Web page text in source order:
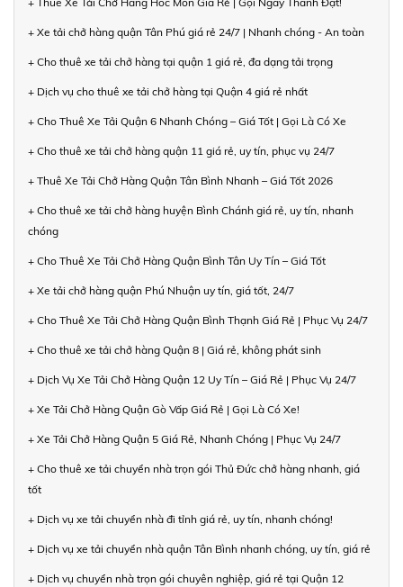
+ Xe tải chở hàng quận Tân Phú giá rẻ 24/7 | Nhanh chóng - An toàn
+ Cho thuê xe tải chở hàng tại quận 1 giá rẻ, đa dạng tải trọng
+ Dịch vụ cho thuê xe tải chở hàng tại Quận 4 giá rẻ nhất
+ Cho Thuê Xe Tải Quận 6 Nhanh Chóng – Giá Tốt | Gọi Là Có Xe
+ Cho thuê xe tải chở hàng quận 11 giá rẻ, uy tín, phục vụ 24/7
+ Thuê Xe Tải Chở Hàng Quận Tân Bình Nhanh – Giá Tốt 2026
+ Cho thuê xe tải chở hàng huyện Bình Chánh giá rẻ, uy tín, nhanh
chóng
+ Cho Thuê Xe Tải Chở Hàng Quận Bình Tân Uy Tín – Giá Tốt
+ Xe tải chở hàng quận Phú Nhuận uy tín, giá tốt, 24/7
+ Cho Thuê Xe Tải Chở Hàng Quận Bình Thạnh Giá Rẻ | Phục Vụ 24/7
+ Cho thuê xe tải chở hàng Quận 8 | Giá rẻ, không phát sinh
+ Dịch Vụ Xe Tải Chở Hàng Quận 12 Uy Tín – Giá Rẻ | Phục Vụ 24/7
+ Xe Tải Chở Hàng Quận Gò Vấp Giá Rẻ | Gọi Là Có Xe!
+ Xe Tải Chở Hàng Quận 5 Giá Rẻ, Nhanh Chóng | Phục Vụ 24/7
+ Cho thuê xe tải chuyển nhà trọn gói Thủ Đức chở hàng nhanh, giá
tốt
+ Dịch vụ xe tải chuyển nhà đi tỉnh giá rẻ, uy tín, nhanh chóng!
+ Dịch vụ xe tải chuyển nhà quận Tân Bình nhanh chóng, uy tín, giá rẻ
+ Dịch vụ chuyển nhà trọn gói chuyên nghiệp, giá rẻ tại Quận 12